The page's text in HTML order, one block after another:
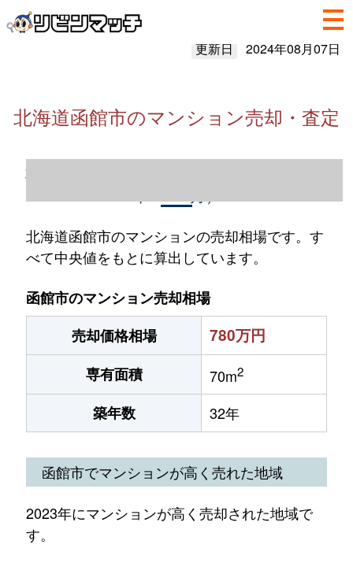
更新日 2024年08月07日
北海道函館市のマンション売却・査定
北海道函館市のマンション売却情報（2023
北海道函館市のマンションの売却相場です。す
べて中央値をもとに算出しています。
函館市のマンション売却相場
売却価格相場
780万円
専有面積 70m2
築年数 32年
函館市でマンションが高く売れた地域
2023年にマンションが高く売却された地域で
す。